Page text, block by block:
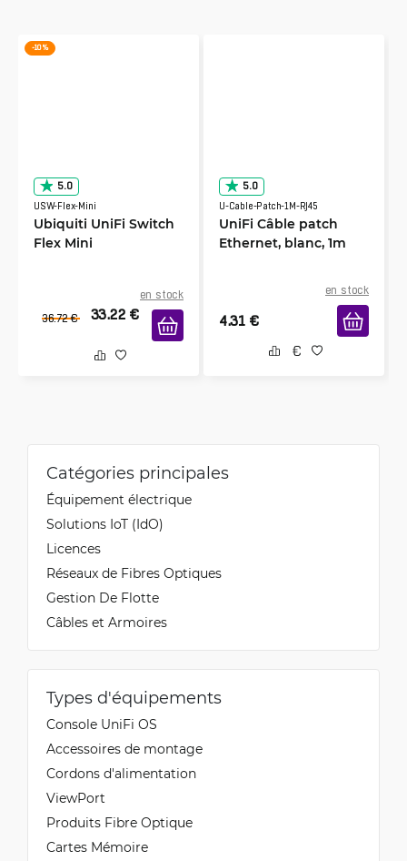
-10 %
5.0
USW-Flex-Mini
Ubiquiti UniFi Switch
Flex Mini
en stock
36.72 € 33.22 €
5.0
U-Cable-Patch-1M-RJ45
UniFi Câble patch
Ethernet, blanc, 1m
en stock
4.31 €
Catégories principales
Équipement électrique
Solutions IoT (IdO)
Licences
Réseaux de Fibres Optiques
Gestion De Flotte
Câbles et Armoires
Types d'équipements
Console UniFi OS
Accessoires de montage
Cordons d'alimentation
ViewPort
Produits Fibre Optique
Cartes Mémoire